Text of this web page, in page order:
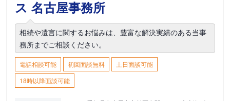
ス 名古屋事務所
相続や遺言に関するお悩みは、豊富な解決実績のある当事
務所までご相談ください。
電話相談可能 初回面談無料
土日面談可能
18時以降面談可能